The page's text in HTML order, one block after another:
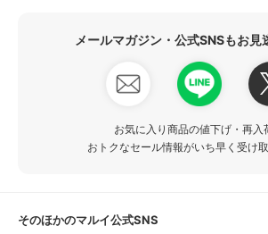
メールマガジン・公式SNSもお見
お気に入り商品の値下げ・再入
おトクなセール情報がいち早く受け
そのほかのマルイ公式SNS